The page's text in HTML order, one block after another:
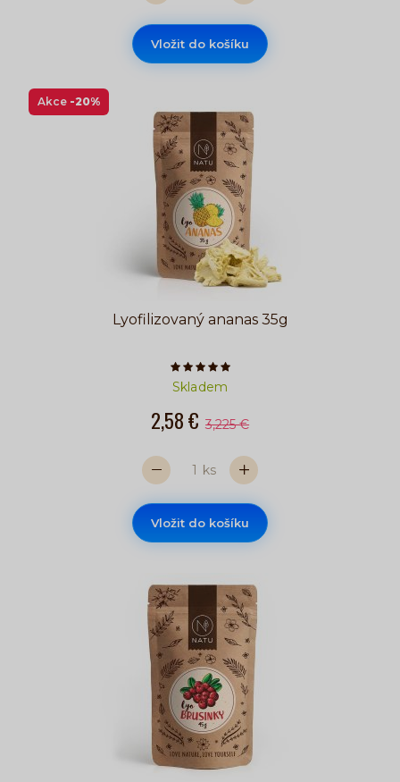
Vložit do košíku
Akce -20%
Lyofilizovaný ananas 35g
Počet hvězdiček je 5 z 5
Skladem
2,58 € 3,225 €
ks
Vložit do košíku